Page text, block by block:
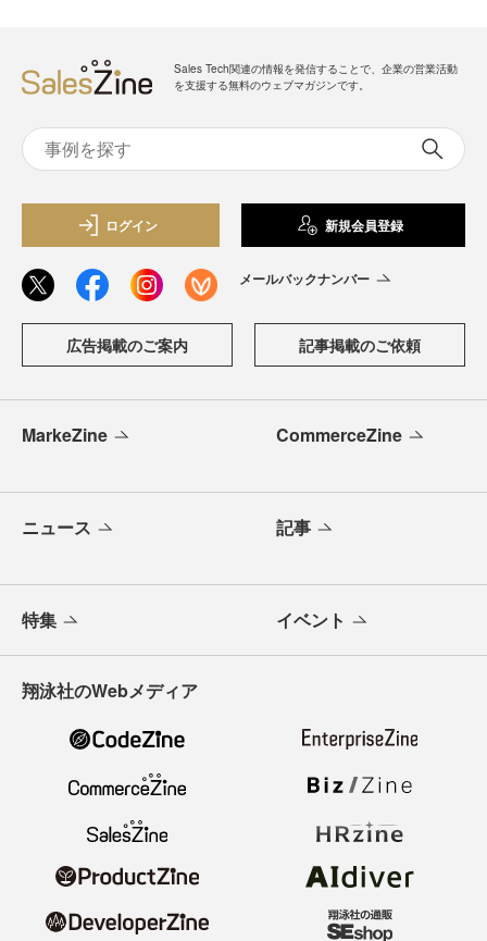
Sales Tech関連の情報を発信することで、企業の営業活動
を支援する無料のウェブマガジンです。
ログイン 新規会員登録
メールバックナンバー
広告掲載のご案内 記事掲載のご依頼
MarkeZine CommerceZine
ニュース 記事
特集 イベント
翔泳社のWebメディア